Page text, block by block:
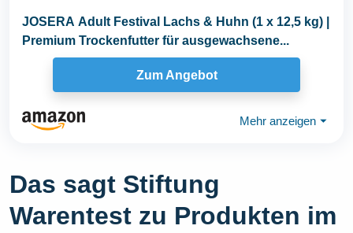
JOSERA Adult Festival Lachs & Huhn (1 x 12,5 kg) |
Premium Trockenfutter für ausgewachsene...
Zum Angebot
Mehr anzeigen ⏷
Das sagt Stiftung
Warentest zu Produkten im